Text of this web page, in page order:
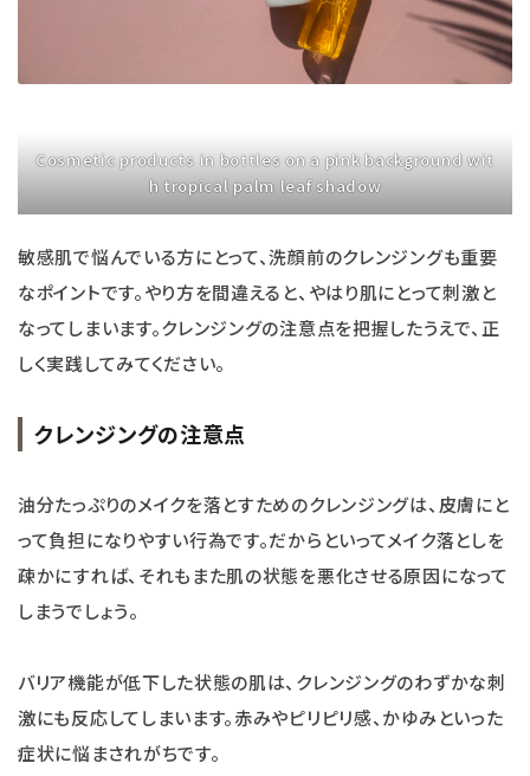
Cosmetic products in bottles on a pink background wit
h tropical palm leaf shadow
敏感肌で悩んでいる方にとって、洗顔前のクレンジングも重要
なポイントです。やり方を間違えると、やはり肌にとって刺激と
なってしまいます。クレンジングの注意点を把握したうえで、正
しく実践してみてください。
クレンジングの注意点
油分たっぷりのメイクを落とすためのクレンジングは、皮膚にと
って負担になりやすい行為です。だからといってメイク落としを
疎かにすれば、それもまた肌の状態を悪化させる原因になって
しまうでしょう。
バリア機能が低下した状態の肌は、クレンジングのわずかな刺
激にも反応してしまいます。赤みやピリピリ感、かゆみといった
症状に悩まされがちです。